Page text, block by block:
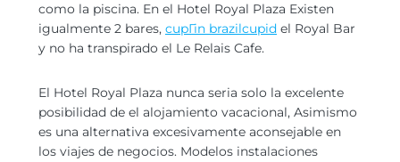
como la piscina. En el Hotel Royal Plaza Existen
igualmente 2 bares, cupГіn brazilcupid el Royal Bar
y no ha transpirado el Le Relais Cafe.
El Hotel Royal Plaza nunca seri­a solo la excelente
posibilidad de el alojamiento vacacional, Asimismo
es una alternativa excesivamente aconsejable en
los viajes de negocios. Modelos instalaciones